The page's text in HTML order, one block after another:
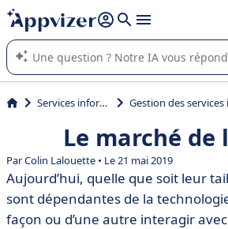
répondre (plusieurs lignes avec
L'IA de Appvizer vous guide dans l'utilisation
logiciel SaaS en entreprise.
Services informatiques
Le marché de
Par Colin Lalouette • Le 21 mai 2019
Aujourd’hui, quelle que soit leur
sont dépendantes de la
façon ou d’une autre interagir